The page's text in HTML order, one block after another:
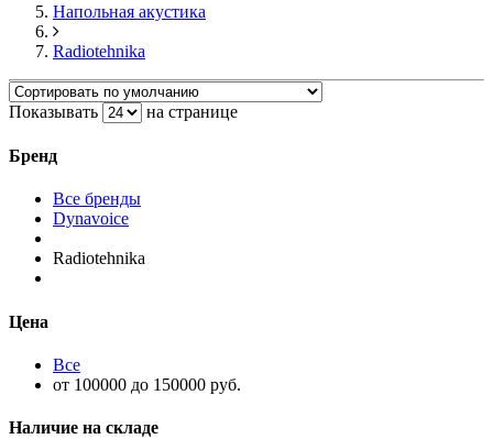
Напольная акустика
Radiotehnika
Показывать на странице
Бренд
Все бренды
Dynavoice
Radiotehnika
Цена
Все
от 100000 до 150000 руб.
Наличие на складе